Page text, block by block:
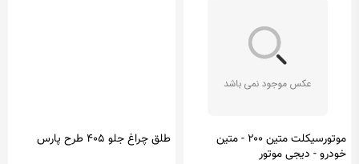
موتورسیکلت متین ۲۰۰ - متین
خودرو - دیجی موتور
طلق چراغ جلو 405 طرح پارس